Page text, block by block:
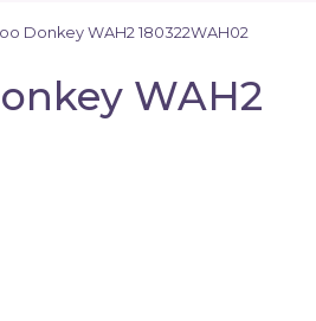
Donkey WAH2 180322WAH02
WAH2